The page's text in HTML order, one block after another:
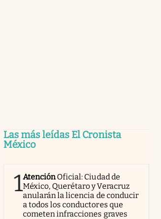
Las más leídas El Cronista
México
1AtenciónOficial: Ciudad de
México, Querétaro y Veracruz
anularán la licencia de conducir
a todos los conductores que
cometen infracciones graves